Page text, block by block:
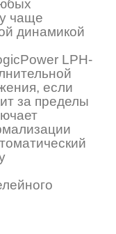
чаще
динамикой
LPH-
если
за пределы